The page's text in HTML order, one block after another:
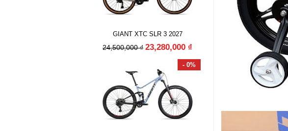
GIANT XTC SLR 3 2027
24,500,000 ₫ 23,280,000 ₫
- 0%